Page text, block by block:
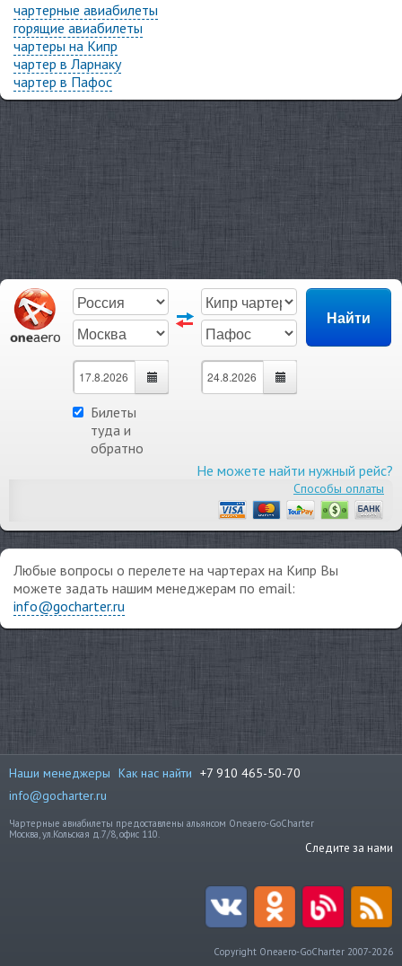
чартерные авиабилеты
горящие авиабилеты
чартеры на Кипр
чартер в Ларнаку
чартер в Пафос
Билеты
туда и
обратно
Не можете найти нужный рейс?
Способы оплаты
Любые вопросы о перелете на чартерах на Кипр Вы
можете задать нашим менеджерам по email:
info@gocharter.ru
Наши менеджеры Как нас найти +7 910 465-50-70
info@gocharter.ru
Чартерные авиабилеты предоставлены альянсом Oneaero-GoCharter
Москва, ул.Кольская д.7/8, офис 110.
Следите за нами
Copyright Oneaero-GoCharter 2007-2026